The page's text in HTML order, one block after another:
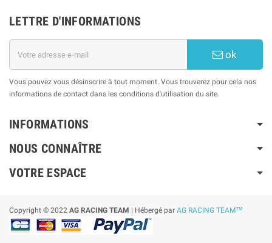
LETTRE D'INFORMATIONS
ok
Vous pouvez vous désinscrire à tout moment. Vous trouverez pour cela nos
informations de contact dans les conditions d'utilisation du site.
INFORMATIONS
NOUS CONNAÎTRE
VOTRE ESPACE
Copyright © 2022 AG RACING TEAM | Hébergé par AG RACING TEAM™